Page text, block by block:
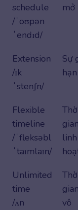
schedule
/ˈoʊpən
ˈendɪd/
mở
Extension
/ɪk
ˈstenʃn/
Sự
hạn
Flexible
timeline
/ˈfleksəbl
ˈtaɪmlaɪn/
gian
linh
Unlimited
time
/ʌn
gian
vô